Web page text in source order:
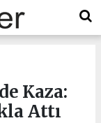
Kaza:
Attı